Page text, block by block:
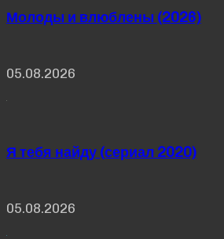
Молоды и влюблены (2026)
05.08.2026
Я тебя найду (сериал 2020)
05.08.2026